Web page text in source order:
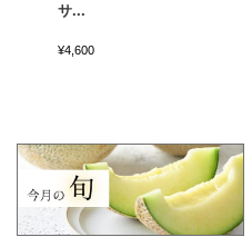
サ...
¥4,600